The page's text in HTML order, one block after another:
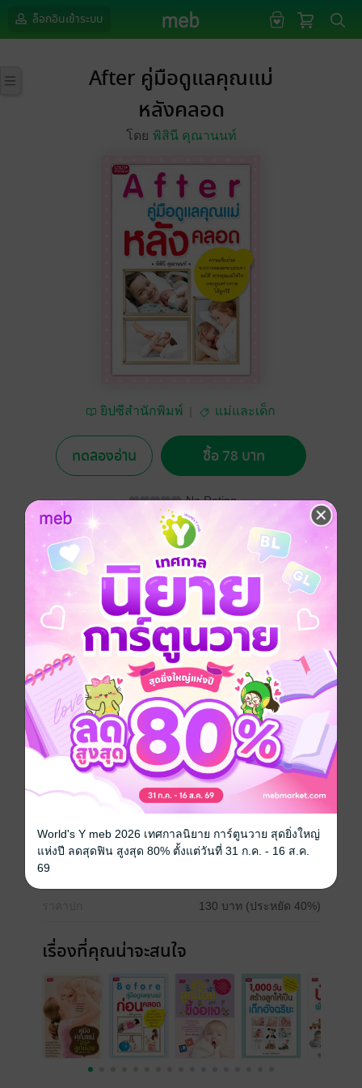
ล็อกอินเข้าระบบ
After คู่มือดูแลคุณแม่
หลังคลอด
โดย พิสินี คุณานนท์
ยิปซีสำนักพิมพ์ แม่และเด็ก
ทดลองอ่าน ซื้อ 78 บาท
No Rating
อยากได้ ซื้อเป็นของขวัญ ติดตาม แชร์
คู่มือดูแลคุณแม่หลังคลอด เหมาะอย่างยิ่งสำหรับคุณแม่
หลังคลอดทุกคน ที่ต่างอยากทราบว่าควรปฏิบัติตัวเช่นไร
หลังจากคลอดลูกแล้ว เช่น
-จะรับประทานอาหารชนิดใดได้บ้าง เพื่อประโยชน์ทั้งต่อ
ตัวคุณแม่และลูกน้อย
-อาหารชนิดใดเพิ่มน้ำนม
และที่สำคัญจะไม่แสลงหรือมีผลกระทบต่อลูกน้อย ทุกส่วน
ในหนังสือเล่มนี้มีความหมายต่อคุณแม่ทุกคน
pdf
วันที่วางขาย 12 สิงหาคม 2557
ความยาว
130 บาท (ประหยัด 40%)
เรื่องที่คุณน่าจะสนใจ
World's Y meb 2026 เทศกาลนิยาย การ์ตูนวาย สุดยิ่งใหญ่
แห่งปี ลดสุดฟิน สูงสุด 80% ตั้งแต่วันที่ 31 ก.ค. - 16 ส.ค.
69